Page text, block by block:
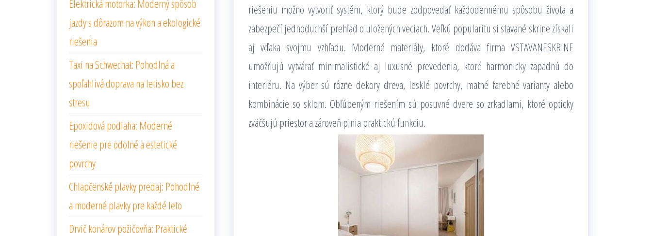
riešeniu možno vytvoriť systém, ktorý bude zodpovedať každodennému spôsobu života a
zabezpečí jednoduchší prehľad o uložených veciach. Veľkú popularitu si stavané skrine získali
aj vďaka svojmu vzhľadu. Moderné materiály, ktoré dodáva firma VSTAVANESKRINE
umožňujú vytvárať minimalistické aj luxusné prevedenia, ktoré harmonicky zapadnú do
interiéru. Na výber sú rôzne dekory dreva, lesklé povrchy, matné farebné varianty alebo
kombinácie so sklom. Obľúbeným riešením sú posuvné dvere so zrkadlami, ktoré opticky
zväčšujú priestor a zároveň plnia praktickú funkciu.
Elektrická motorka: Moderný spôsob
jazdy s dôrazom na výkon a ekologické
riešenia
Taxi na Schwechat: Pohodlná a
spoľahlivá doprava na letisko bez
stresu
Epoxidová podlaha: Moderné
riešenie pre odolné a estetické
povrchy
Chlapčenské plavky predaj: Pohodlné
a moderné plavky pre každé leto
Drvič konárov požičovňa: Praktické